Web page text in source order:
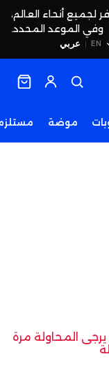
أنحاء العالم،
وفي الموعد المحدد.
EN
| عربي
موضة
المحاولة مرة